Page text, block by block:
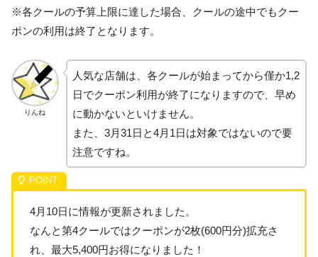
※各クールの予算上限に達した場合、クールの途中でもクー
ポンの利用は終了となります。
りんね
人気な店舗は、各クールが始まってから僅か1,2
日でクーポン利用が終了になりますので、早め
に動かないといけません。
また、3月31日と4月1日は対象ではないので要
注意ですね。
4月10日に情報が更新されました。
なんと第4クールではクーポンが2枚(600円分)拡充さ
れ、最大5,400円お得になりました！